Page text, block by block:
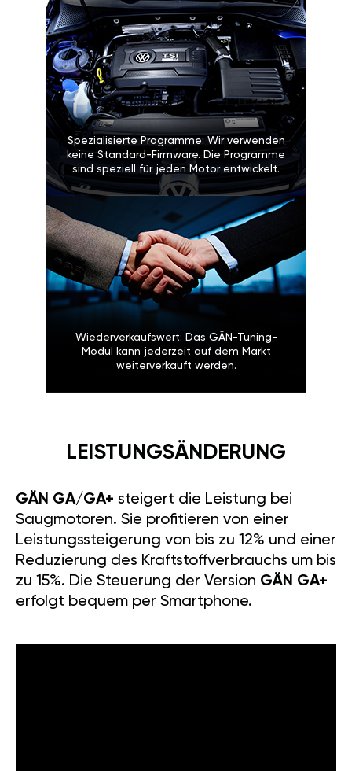
Spezialisierte Programme: Wir verwenden
keine Standard-Firmware. Die Programme
sind speziell für jeden Motor entwickelt.
Wiederverkaufswert: Das GÄN-Tuning-
Modul kann jederzeit auf dem Markt
weiterverkauft werden.
LEISTUNGSÄNDERUNG
GÄN GA/GA+ steigert die Leistung bei
Saugmotoren. Sie profitieren von einer
Leistungssteigerung von bis zu 12% und einer
Reduzierung des Kraftstoffverbrauchs um bis
zu 15%. Die Steuerung der Version GÄN GA+
erfolgt bequem per Smartphone.